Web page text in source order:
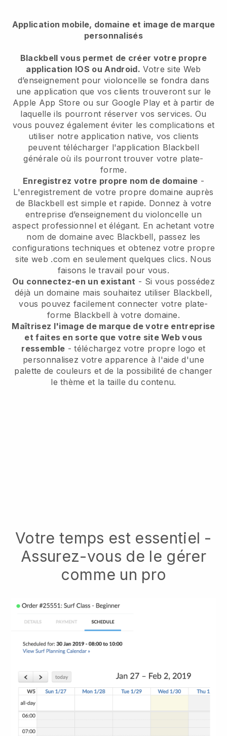
Application mobile, domaine et image de marque
personnalisés
Blackbell vous permet de créer votre propre
application IOS ou Android. Votre site Web
d’enseignement pour violoncelle se fondra dans
une application que vos clients trouveront sur le
Apple App Store ou sur Google Play et à partir de
laquelle ils pourront réserver vos services. Ou
vous pouvez également éviter les complications et
utiliser notre application native, vos clients
peuvent télécharger l'application Blackbell
générale où ils pourront trouver votre plate-
forme.
Enregistrez votre propre nom de domaine -
L'enregistrement de votre propre domaine auprès
de Blackbell est simple et rapide. Donnez à votre
entreprise d’enseignement du violoncelle un
aspect professionnel et élégant. En achetant votre
nom de domaine avec Blackbell, passez les
configurations techniques et obtenez votre propre
site web .com en seulement quelques clics. Nous
faisons le travail pour vous.
Ou connectez-en un existant - Si vous possédez
déjà un domaine mais souhaitez utiliser Blackbell,
vous pouvez facilement connecter votre plate-
forme Blackbell à votre domaine.
Maîtrisez l'image de marque de votre entreprise
et faites en sorte que votre site Web vous
ressemble - téléchargez votre propre logo et
personnalisez votre apparence à l'aide d'une
palette de couleurs et de la possibilité de changer
le thème et la taille du contenu.
Votre temps est essentiel -
Assurez-vous de le gérer
comme un pro